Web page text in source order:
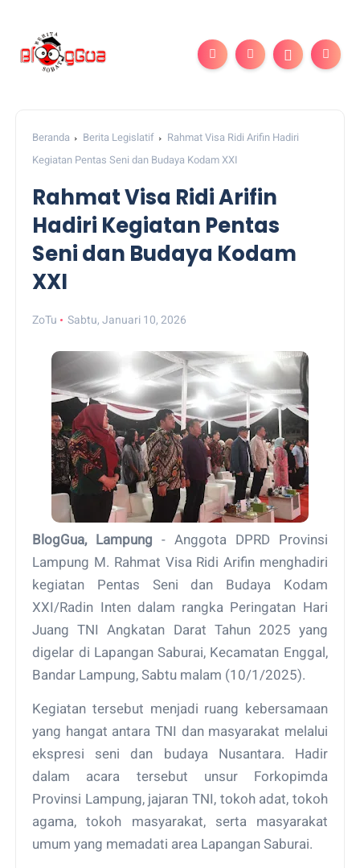
Beranda Berita Legislatif
Rahmat Visa Ridi Arifin Hadiri
Kegiatan Pentas Seni dan Budaya Kodam XXI
Rahmat Visa Ridi Arifin
Hadiri Kegiatan Pentas
Seni dan Budaya Kodam
XXI
ZoTu Sabtu, Januari 10, 2026
BlogGua, Lampung - Anggota DPRD Provinsi
Lampung M. Rahmat Visa Ridi Arifin menghadiri
kegiatan Pentas Seni dan Budaya Kodam
XXI/Radin Inten dalam rangka Peringatan Hari
Juang TNI Angkatan Darat Tahun 2025 yang
digelar di Lapangan Saburai, Kecamatan Enggal,
Bandar Lampung, Sabtu malam (10/1/2025).
Kegiatan tersebut menjadi ruang kebersamaan
yang hangat antara TNI dan masyarakat melalui
ekspresi seni dan budaya Nusantara. Hadir
dalam acara tersebut unsur Forkopimda
Provinsi Lampung, jajaran TNI, tokoh adat, tokoh
agama, tokoh masyarakat, serta masyarakat
umum yang memadati area Lapangan Saburai.